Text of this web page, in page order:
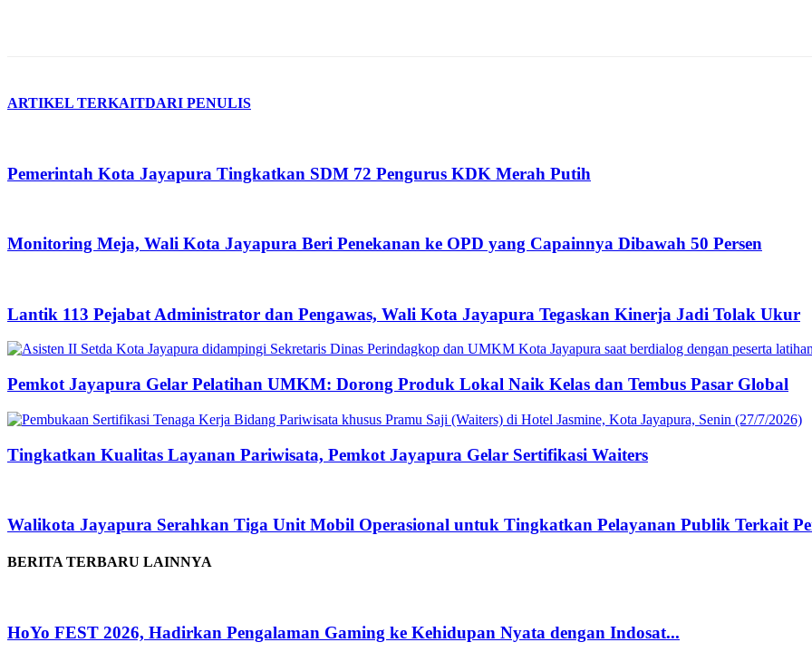
ARTIKEL TERKAITDARI PENULIS
Pemerintah Kota Jayapura Tingkatkan SDM 72 Pengurus KDK Merah Putih
Monitoring Meja, Wali Kota Jayapura Beri Penekanan ke OPD yang Capainnya Dibawah 50 Persen
Lantik 113 Pejabat Administrator dan Pengawas, Wali Kota Jayapura Tegaskan Kinerja Jadi Tolak Ukur
Pemkot Jayapura Gelar Pelatihan UMKM: Dorong Produk Lokal Naik Kelas dan Tembus Pasar Global
Tingkatkan Kualitas Layanan Pariwisata, Pemkot Jayapura Gelar Sertifikasi Waiters
Walikota Jayapura Serahkan Tiga Unit Mobil Operasional untuk Tingkatkan Pelayanan Publik Terkait
BERITA TERBARU LAINNYA
HoYo FEST 2026, Hadirkan Pengalaman Gaming ke Kehidupan Nyata dengan Indosat...